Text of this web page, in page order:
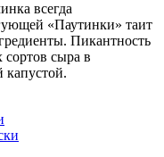
всегда
«Паутинки» таит
Пикантность
сортов сыра в
капустой.